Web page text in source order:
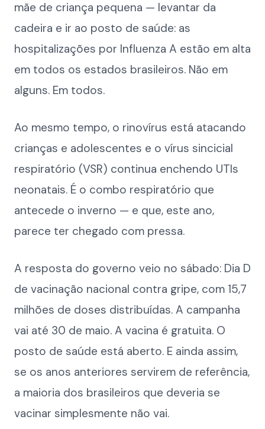
mãe de criança pequena — levantar da
cadeira e ir ao posto de saúde: as
hospitalizações por Influenza A estão em alta
em todos os estados brasileiros. Não em
alguns. Em todos.
Ao mesmo tempo, o rinovírus está atacando
crianças e adolescentes e o vírus sincicial
respiratório (VSR) continua enchendo UTIs
neonatais. É o combo respiratório que
antecede o inverno — e que, este ano,
parece ter chegado com pressa.
A resposta do governo veio no sábado: Dia D
de vacinação nacional contra gripe, com 15,7
milhões de doses distribuídas. A campanha
vai até 30 de maio. A vacina é gratuita. O
posto de saúde está aberto. E ainda assim,
se os anos anteriores servirem de referência,
a maioria dos brasileiros que deveria se
vacinar simplesmente não vai.